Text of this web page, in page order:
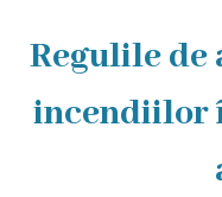
în
Rezina
Regulile
incendiilor